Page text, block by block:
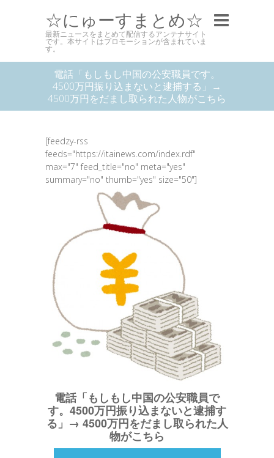
☆にゅーすまとめ☆
最新ニュースをまとめて配信するアンテナサイト
です。本サイトはプロモーションが含まれていま
す。
電話「もしもし中国の公安職員です。
4500万円振り込まないと逮捕する」→
4500万円をだまし取られた人物がこちら
[feedzy-rss
feeds="https://itainews.com/index.rdf"
max="7" feed_title="no" meta="yes"
summary="no" thumb="yes" size="50"]
電話「もしもし中国の公安職員で
す。4500万円振り込まないと逮捕す
る」→ 4500万円をだまし取られた人
物がこちら